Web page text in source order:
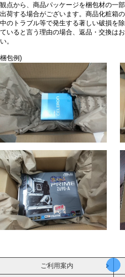
観点から、商品パッケージを梱包材の一
出荷する場合がございます。商品化粧箱
中のトラブル等で発生する著しい破損を
ていると言う理由の場合、返品・交換は
い。
梱包例)
ご利用案内